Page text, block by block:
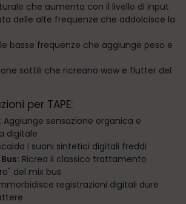
che aumenta con il livello di input
delle alte frequenze che addolcisce la
basse frequenze che aggiunge peso e
sottili che ricreano wow e flutter del
per TAPE:
Aggiunge sensazione organica e
digitale
i suoni sintetici digitali freddi
Ricrea il classico trattamento
del mix bus
registrazioni digitali dure